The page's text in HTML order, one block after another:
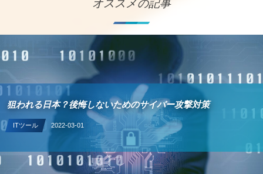
オススメの記事
狙われる日本？後悔しないためのサイバー攻撃対策
ITツール 2022-03-01